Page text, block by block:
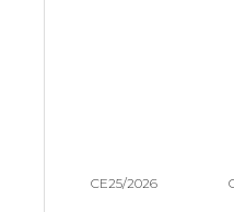
CE25/2026